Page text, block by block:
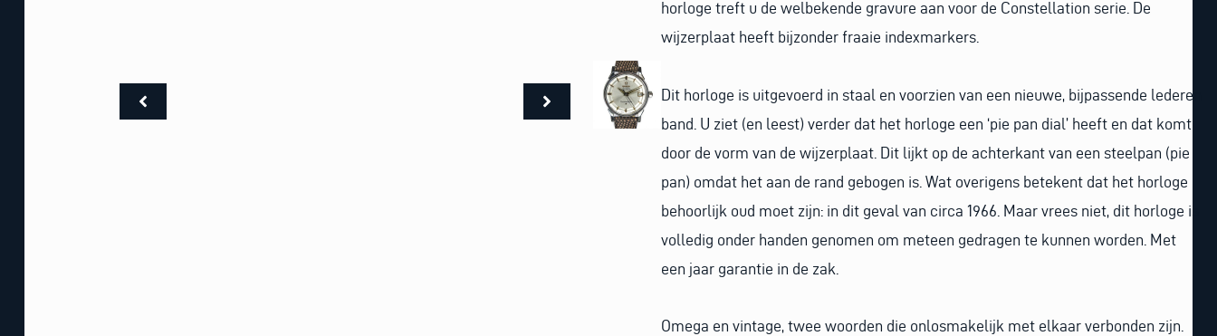
horloge treft u de welbekende gravure aan voor de Constellation serie. De
wijzerplaat heeft bijzonder fraaie indexmarkers.
Dit horloge is uitgevoerd in staal en voorzien van een nieuwe, bijpassende lederen
band. U ziet (en leest) verder dat het horloge een ‘pie pan dial’ heeft en dat komt
door de vorm van de wijzerplaat. Dit lijkt op de achterkant van een steelpan (pie
pan) omdat het aan de rand gebogen is. Wat overigens betekent dat het horloge
behoorlijk oud moet zijn: in dit geval van circa 1966. Maar vrees niet, dit horloge is
volledig onder handen genomen om meteen gedragen te kunnen worden. Met
een jaar garantie in de zak.
Omega en vintage, twee woorden die onlosmakelijk met elkaar verbonden zijn.